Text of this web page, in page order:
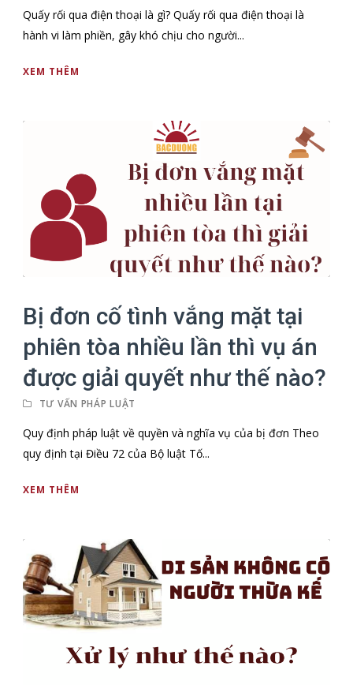
Quấy rối qua điện thoại là gì? Quấy rối qua điện thoại là
hành vi làm phiền, gây khó chịu cho người...
XEM THÊM
Bị đơn cố tình vắng mặt tại
phiên tòa nhiều lần thì vụ án
được giải quyết như thế nào?
TƯ VẤN PHÁP LUẬT
Quy định pháp luật về quyền và nghĩa vụ của bị đơn Theo
quy định tại Điều 72 của Bộ luật Tố...
XEM THÊM